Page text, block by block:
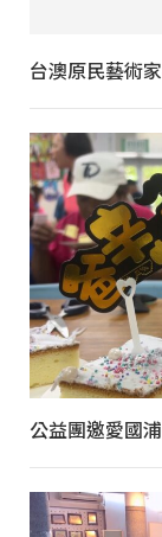
台澳原民藝術
公益團邀愛國